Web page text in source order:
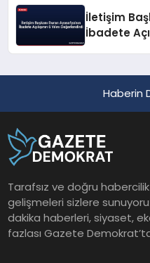
İletişim
İbadete
Haberin
Tarafsız ve doğru
gelişmeleri sizlere
dakika haberleri, siyaset,
fazlası Gazete